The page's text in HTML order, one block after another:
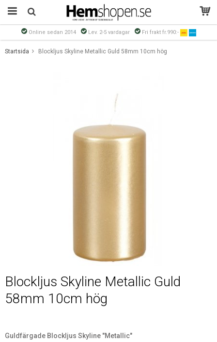
Online sedan 2014 Lev. 2-5 vardagar Fri frakt fr.990:-
Startsida Blockljus Skyline Metallic Guld 58mm 10cm hög
Blockljus Skyline Metallic Guld
58mm 10cm hög
Guldfärgade Blockljus Skyline "Metallic"